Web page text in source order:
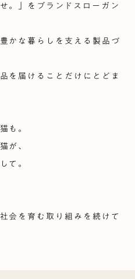
。」をブランドスローガン
かな暮らしを支える製品づ
を届けることだけにとどま
も。
が、
て。
会を育む取り組みを続けて